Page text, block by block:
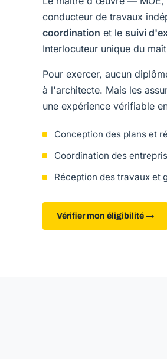
conducteur de travaux
coordination et le suivi
Interlocuteur unique du
Pour exercer, aucun
à l'architecte. Mais les
une expérience vérifiable
Conception des plans et
Coordination des
Réception des travaux et
Vérifier mon éligibilité →